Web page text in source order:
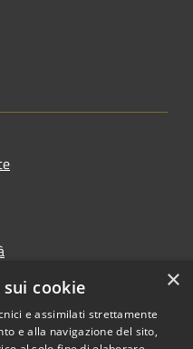
×
cookie
e assimilati strettamente
e alla navigazione del sito,